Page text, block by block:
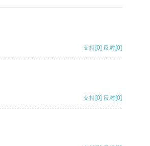
支持[0] 反对[0]
支持[0] 反对[0]